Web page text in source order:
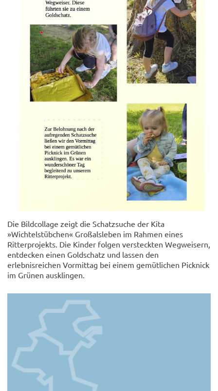
Die Bildcollage zeigt die Schatzsuche der Kita
»Wichtelstübchen« Großalsleben im Rahmen eines
Ritterprojekts. Die Kinder folgen versteckten Wegweisern,
entdecken einen Goldschatz und lassen den
erlebnisreichen Vormittag bei einem gemütlichen Picknick
im Grünen ausklingen.